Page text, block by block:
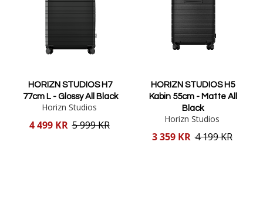
HORIZN STUDIOS H7
77cm L - Glossy All Black
Horizn Studios
Reducerat
4 499 KR 5 999 KR
HORIZN STUDIOS H5
Kabin 55cm - Matte All
Black
Horizn Studios
Reducerat
3 359 KR 4 199 KR